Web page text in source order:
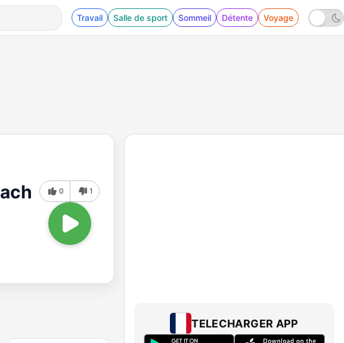
Travail Salle de sport Sommeil Détente Voyage
0 1
TELECHARGER APP